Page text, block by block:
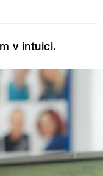
v intuici.